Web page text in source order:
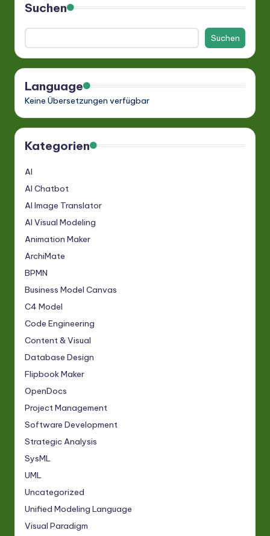
Suchen
Suchen
Language
Keine Übersetzungen verfügbar
Kategorien
AI
AI Chatbot
AI Image Translator
AI Visual Modeling
Animation Maker
ArchiMate
BPMN
Business Model Canvas
C4 Model
Code Engineering
Content & Visual
Database Design
Flipbook Maker
OpenDocs
Project Management
Software Development
Strategic Analysis
SysML
UML
Uncategorized
Unified Modeling Language
Visual Paradigm